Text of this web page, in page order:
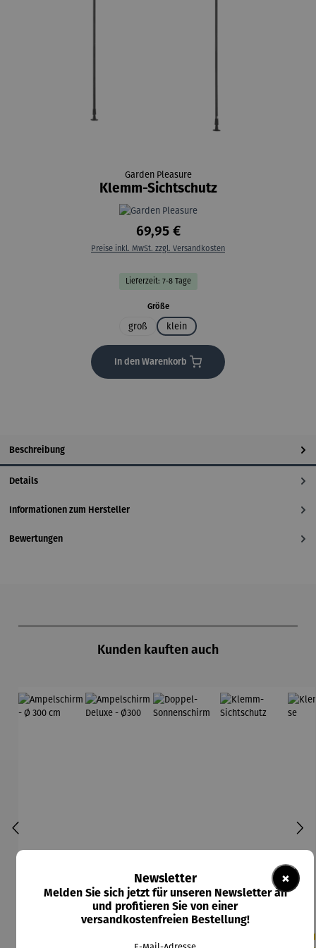
Garden Pleasure
Klemm-Sichtschutz
69,95 €
Preise inkl. MwSt. zzgl. Versandkosten
Lieferzeit: 7-8 Tage
Größeauswählen
groß klein
In den Warenkorb
Beschreibung
Details
Informationen zum Hersteller
Bewertungen
Kunden kauften auch
×
Newsletter
Melden Sie sich jetzt für unseren Newsletter an
und profitieren Sie von einer
versandkostenfreien Bestellung!